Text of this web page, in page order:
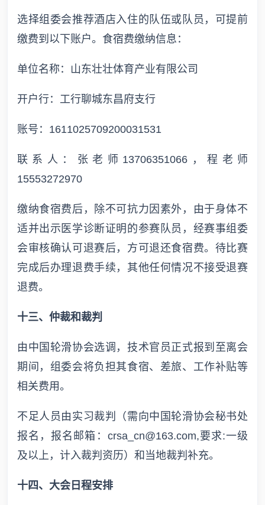
选择组委会推荐酒店入住的队伍或队员，可提前
缴费到以下账户。食宿费缴纳信息：
单位名称：山东壮壮体育产业有限公司
开户行：工行聊城东昌府支行
账号：1611025709200031531
联系人：张老师13706351066，程老师
15553272970
缴纳食宿费后，除不可抗力因素外，由于身体不
适并出示医学诊断证明的参赛队员，经赛事组委
会审核确认可退赛后，方可退还食宿费。待比赛
完成后办理退费手续，其他任何情况不接受退赛
退费。
十三、仲裁和裁判
由中国轮滑协会选调，技术官员正式报到至离会
期间，组委会将负担其食宿、差旅、工作补贴等
相关费用。
不足人员由实习裁判（需向中国轮滑协会秘书处
报名，报名邮箱：crsa_cn@163.com,要求:一级
及以上，计入裁判资历）和当地裁判补充。
十四、大会日程安排